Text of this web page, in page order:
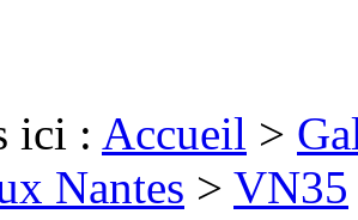
ici : Accueil >
Nantes > VN35